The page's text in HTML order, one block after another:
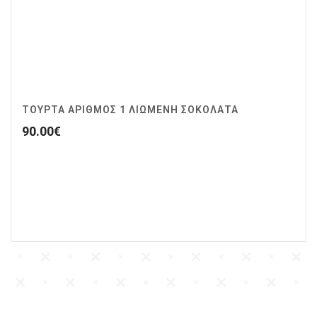
ΤΟΥΡΤΑ ΑΡΙΘΜΟΣ 1 ΛΙΩΜΕΝΗ ΣΟΚΟΛΑΤΑ
90.00€